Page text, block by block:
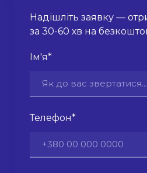
Надішліть заявку —
за 30-60 хв на
Ім'я*
Телефон*